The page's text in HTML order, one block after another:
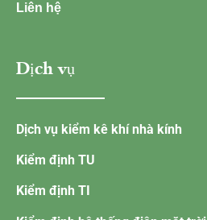
Liên hệ
Dịch vụ
Dịch vụ kiểm kê khí nhà kính
Kiểm định TU
Kiểm định TI